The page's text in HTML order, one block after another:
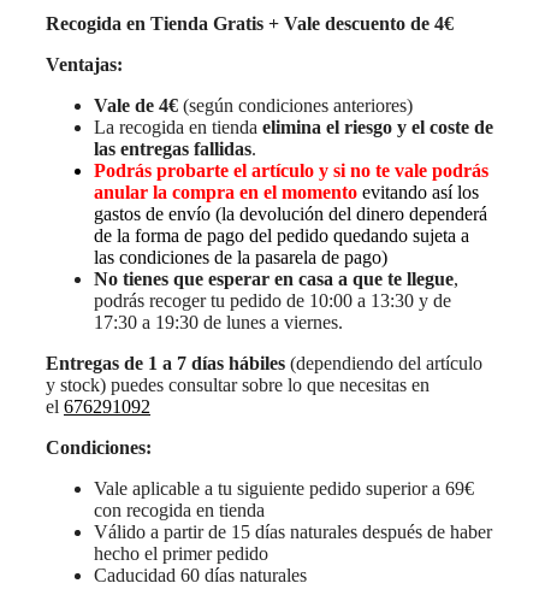
Recogida en Tienda Gratis + Vale descuento de 4€
Ventajas:
Vale de 4€ (según condiciones anteriores)
La recogida en tienda elimina el riesgo y el coste de
las entregas fallidas.
Podrás probarte el artículo y si no te vale podrás
anular la compra en el momento evitando así los
gastos de envío (la devolución del dinero dependerá
de la forma de pago del pedido quedando sujeta a
las condiciones de la pasarela de pago)
No tienes que esperar en casa a que te llegue,
podrás recoger tu pedido de 10:00 a 13:30 y de
17:30 a 19:30 de lunes a viernes.
Entregas de 1 a 7 días hábiles (dependiendo del artículo
y stock) puedes consultar sobre lo que necesitas en
el 676291092
Condiciones:
Vale aplicable a tu siguiente pedido superior a 69€
con recogida en tienda
Válido a partir de 15 días naturales después de haber
hecho el primer pedido
Caducidad 60 días naturales